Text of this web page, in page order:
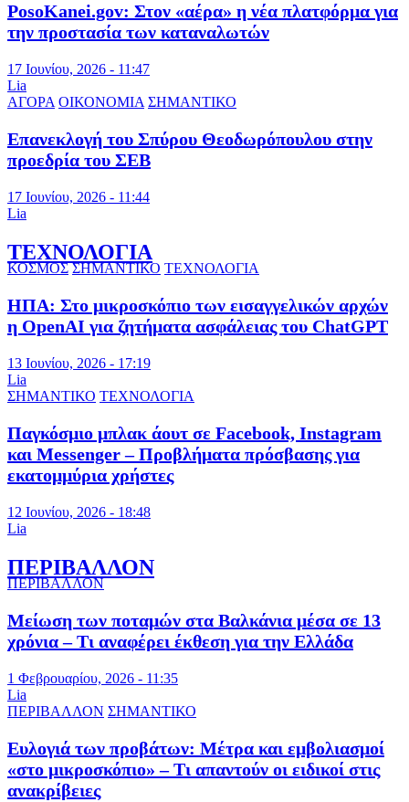
PosoKanei.gov: Στον «αέρα» η νέα πλατφόρμα για
την προστασία των καταναλωτών
17 Ιουνίου, 2026 - 11:47
Lia
ΑΓΟΡΑ ΟΙΚΟΝΟΜΙΑ ΣΗΜΑΝΤΙΚΟ
Επανεκλογή του Σπύρου Θεοδωρόπουλου στην
προεδρία του ΣΕΒ
17 Ιουνίου, 2026 - 11:44
Lia
ΤΕΧΝΟΛΟΓΙΑ
ΚΟΣΜΟΣ ΣΗΜΑΝΤΙΚΟ ΤΕΧΝΟΛΟΓΙΑ
ΗΠΑ: Στο μικροσκόπιο των εισαγγελικών αρχών
η OpenAI για ζητήματα ασφάλειας του ChatGPT
13 Ιουνίου, 2026 - 17:19
Lia
ΣΗΜΑΝΤΙΚΟ ΤΕΧΝΟΛΟΓΙΑ
Παγκόσμιο μπλακ άουτ σε Facebook, Instagram
και Messenger – Προβλήματα πρόσβασης για
εκατομμύρια χρήστες
12 Ιουνίου, 2026 - 18:48
Lia
ΠΕΡΙΒΑΛΛΟΝ
ΠΕΡΙΒΑΛΛΟΝ
Μείωση των ποταμών στα Βαλκάνια μέσα σε 13
χρόνια – Τι αναφέρει έκθεση για την Ελλάδα
1 Φεβρουαρίου, 2026 - 11:35
Lia
ΠΕΡΙΒΑΛΛΟΝ ΣΗΜΑΝΤΙΚΟ
Ευλογιά των προβάτων: Μέτρα και εμβολιασμοί
«στο μικροσκόπιο» – Τι απαντούν οι ειδικοί στις
ανακρίβειες